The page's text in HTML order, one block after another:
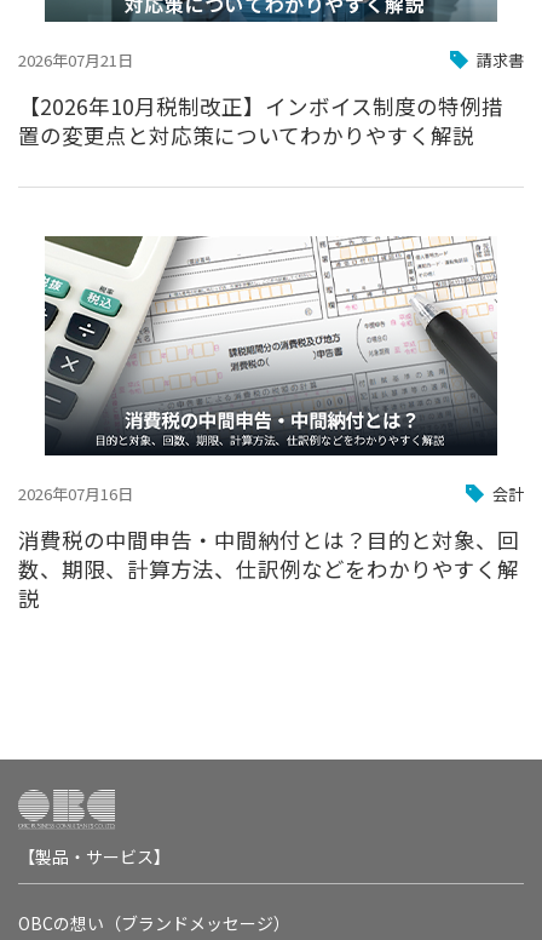
2026年07月21日 請求書
【2026年10月税制改正】インボイス制度の特例措
置の変更点と対応策についてわかりやすく解説
2026年07月16日 会計
消費税の中間申告・中間納付とは？目的と対象、回
数、期限、計算方法、仕訳例などをわかりやすく解
説
【製品・サービス】
OBCの想い（ブランドメッセージ）